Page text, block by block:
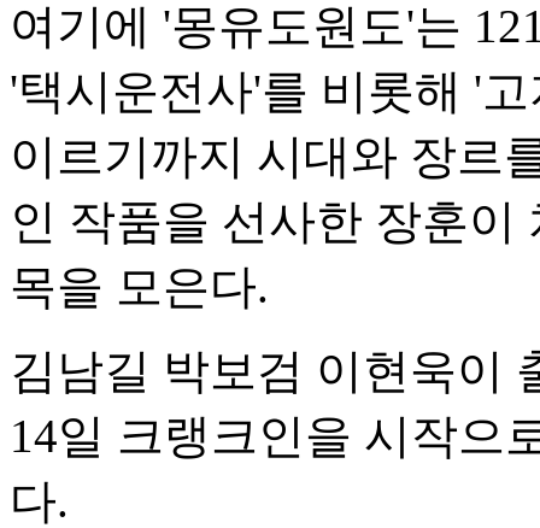
여기에 '몽유도원도'는
'택시운전사'를 비롯해 '
이르기까지 시대와 장르
인 작품을 선사한 장훈이
목을 모은다.
김남길 박보검 이현욱이
14일 크랭크인을 시작으
다.